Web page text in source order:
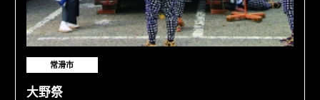
常滑市
大野祭